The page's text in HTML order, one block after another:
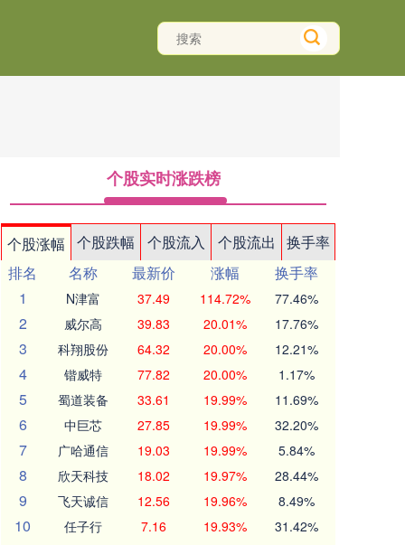
个股实时涨跌榜
个股涨幅 个股跌幅 个股流入 个股流出
换手率
排名
名称 最新价 涨幅
换手率
1
N津富 37.49 114.72% 77.46%
2 威尔高 39.83 20.01% 17.76%
3 科翔股份 64.32 20.00% 12.21%
4 锴威特 77.82 20.00% 1.17%
5 蜀道装备 33.61 19.99% 11.69%
6 中巨芯 27.85 19.99% 32.20%
7 广哈通信 19.03 19.99% 5.84%
8 欣天科技 18.02 19.97% 28.44%
9 飞天诚信 12.56 19.96% 8.49%
10 任子行 7.16 19.93% 31.42%